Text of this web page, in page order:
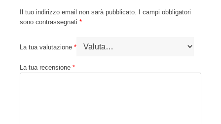
Il tuo indirizzo email non sarà pubblicato.
I campi obbligatori
sono contrassegnati *
La tua valutazione *
La tua recensione *